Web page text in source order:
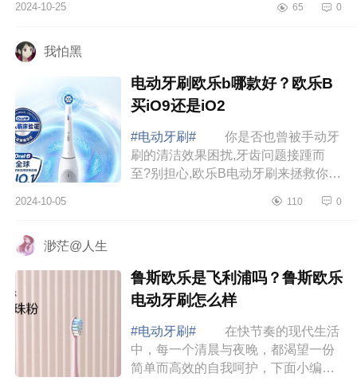
电动牙刷小米的好用吗 小米电动
2024-10-25 65 0
我怕黑
电动牙刷欧乐b哪款好？欧乐B
买iO9还是iO2
#电动牙刷#
你是否也曾被手动牙
刷的清洁效果困扰,牙齿问题接踵而
至?别担心,欧乐B电动牙刷来拯救你的
刷欧乐b哪款好？欧乐B买iO9还是
2024-10-05 110 0
渺茫@人生
鲁斯欧乐是飞利浦吗？鲁斯欧乐
电动牙刷怎么样
#电动牙刷#
在快节奏的现代生活
中，每一个清晨与夜晚，都渴望一份
简单而高效的自我呵护，下面小编为